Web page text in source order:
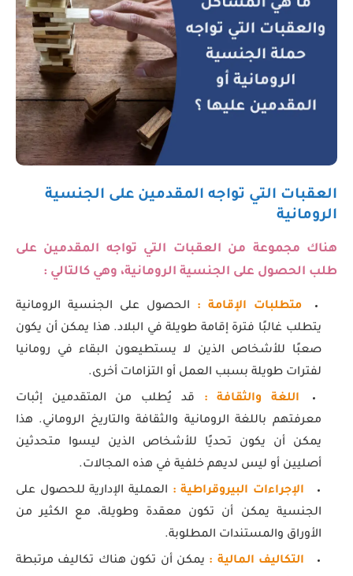
العقبات التي تواجه المقدمين على الجنسية
الرومانية
هناك مجموعة من العقبات التي تواجه المقدمين على
طلب الحصول على الجنسية الرومانية، وهي كالتالي :
متطلبات الإقامة :
الحصول على الجنسية الرومانية
يتطلب غالبًا فترة إقامة طويلة في البلاد. هذا يمكن أن يكون
صعبًا للأشخاص الذين لا يستطيعون البقاء في رومانيا
لفترات طويلة بسبب العمل أو التزامات أخرى.
اللغة والثقافة : قد يُطلب من المتقدمين إثبات
معرفتهم باللغة الرومانية والثقافة والتاريخ الروماني. هذا
يمكن أن يكون تحديًا للأشخاص الذين ليسوا متحدثين
أصليين أو ليس لديهم خلفية في هذه المجالات.
الإجراءات البيروقراطية : العملية الإدارية للحصول على
الجنسية يمكن أن تكون معقدة وطويلة، مع الكثير من
الأوراق والمستندات المطلوبة.
التكاليف المالية : يمكن أن تكون هناك تكاليف مرتبطة